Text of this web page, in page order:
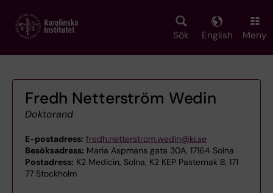
main
Sök English Meny
Fredh Netterström Wedin
Doktorand
E-postadress: fredh.netterstrom.wedin@ki.se
Besöksadress: Maria Aspmans gata 30A, 17164 Solna
Postadress: K2 Medicin, Solna, K2 KEP Pasternak B, 171
77 Stockholm